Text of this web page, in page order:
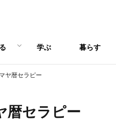
ツ
学ぶ 暮らす
ヤ暦セラピー
暦セラピー